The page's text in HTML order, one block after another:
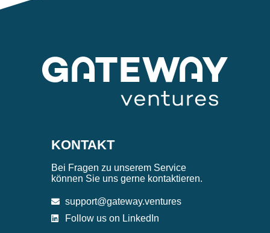
KONTAKT
Bei Fragen zu unserem Service
können Sie uns gerne kontaktieren.
support@gateway.ventures
Follow us on LinkedIn